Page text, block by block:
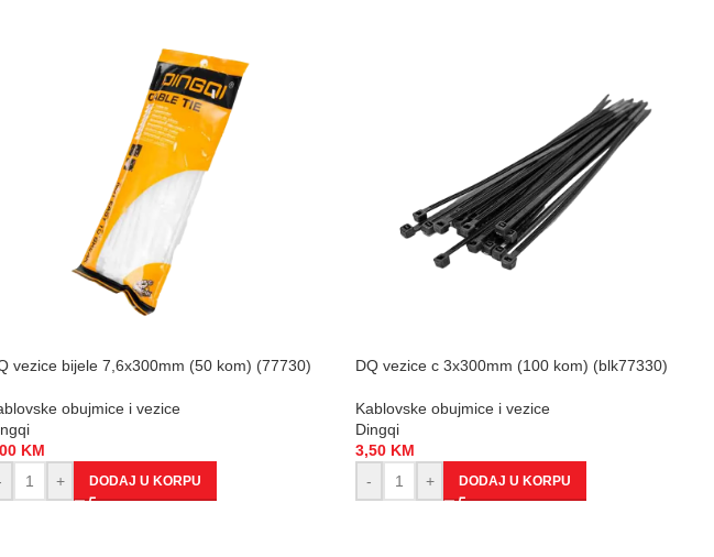
vezice bijele 7,6x300mm (50 kom) (77730)
obujmice i vezice
KM
+ DODAJ U KORPU
DQ vezice c 3x300mm (100 kom) (blk77330)
Kablovske obujmice i vezice
Dingqi
3,50 KM
-
+ DODAJ U KORPU